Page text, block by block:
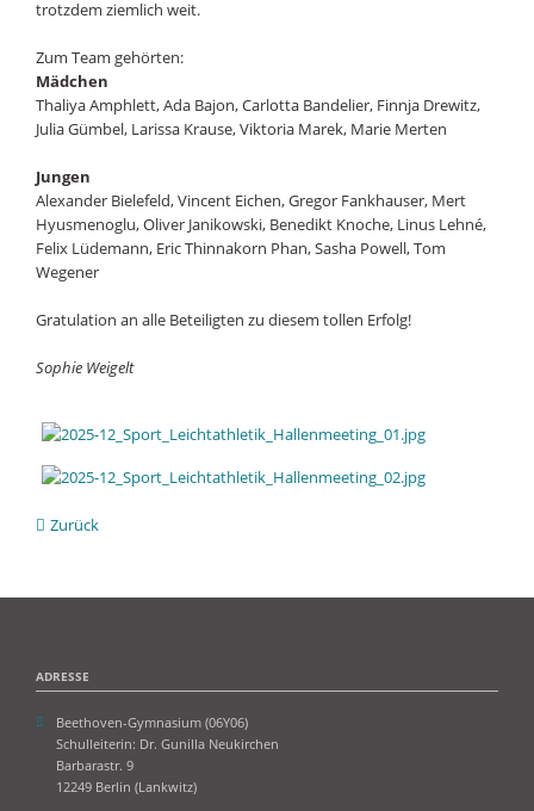
trotzdem ziemlich weit.
Zum Team gehörten:
Mädchen
Thaliya Amphlett, Ada Bajon, Carlotta Bandelier, Finnja Drewitz,
Julia Gümbel, Larissa Krause, Viktoria Marek, Marie Merten
Jungen
Alexander Bielefeld, Vincent Eichen, Gregor Fankhauser, Mert
Hyusmenoglu, Oliver Janikowski, Benedikt Knoche, Linus Lehné,
Felix Lüdemann, Eric Thinnakorn Phan, Sasha Powell, Tom
Wegener
Gratulation an alle Beteiligten zu diesem tollen Erfolg!
Sophie Weigelt
Zurück
ADRESSE
Beethoven-Gymnasium (06Y06)
Schulleiterin: Dr. Gunilla Neukirchen
Barbarastr. 9
12249 Berlin (Lankwitz)